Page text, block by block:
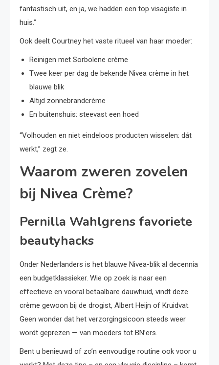
fantastisch uit, en ja, we hadden een top visagiste in
huis.”
Ook deelt Courtney het vaste ritueel van haar moeder:
Reinigen met Sorbolene crème
Twee keer per dag de bekende Nivea crème in het
blauwe blik
Altijd zonnebrandcrème
En buitenshuis: steevast een hoed
“Volhouden en niet eindeloos producten wisselen: dát
werkt,” zegt ze.
Waarom zweren zovelen
bij Nivea Crème?
Pernilla Wahlgrens favoriete
beautyhacks
Onder Nederlanders is het blauwe Nivea-blik al decennia
een budgetklassieker. Wie op zoek is naar een
effectieve en vooral betaalbare dauwhuid, vindt deze
crème gewoon bij de drogist, Albert Heijn of Kruidvat.
Geen wonder dat het verzorgingsicoon steeds weer
wordt geprezen — van moeders tot BN’ers.
Bent u benieuwd of zo’n eenvoudige routine ook voor u